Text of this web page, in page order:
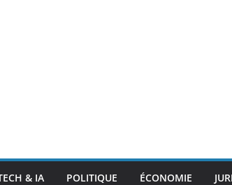
& IA POLITIQUE ÉCONOMIE